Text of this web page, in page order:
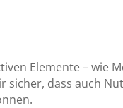
Elemente – wie
dass auch